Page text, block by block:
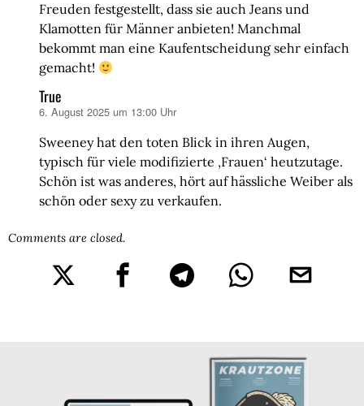
Freuden festgestellt, dass sie auch Jeans und
Klamotten für Männer anbieten! Manchmal
bekommt man eine Kaufentscheidung sehr einfach
gemacht!
True
sagt:
6. August 2025 um 13:00 Uhr
Sweeney hat den toten Blick in ihren Augen,
typisch für viele modifizierte ‚Frauen‘ heutzutage.
Schön ist was anderes, hört auf hässliche Weiber als
schön oder sexy zu verkaufen.
Comments are closed.